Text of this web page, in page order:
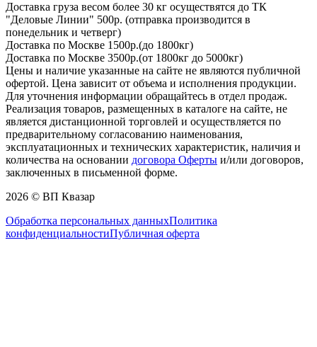
Доставка груза весом более 30 кг осуществятся до ТК
"Деловые Линии" 500р. (отправка производится в
понедельник и четверг)
Доставка по Москве 1500р.(до 1800кг)
Доставка по Москве 3500р.(от 1800кг до 5000кг)
Цены и наличие указанные на сайте не являются публичной
офертой. Цена зависит от объема и исполнения продукции.
Для уточнения информации обращайтесь в отдел продаж.
Реализация товаров, размещенных в каталоге на сайте, не
является дистанционной торговлей и осуществляется по
предварительному согласованию наименования,
эксплуатационных и технических характеристик, наличия и
количества на основании договора Оферты и/или договоров,
заключенных в письменной форме.
2026 © ВП Квазар
Обработка персональных данныхПолитика
конфиденциальностиПубличная оферта